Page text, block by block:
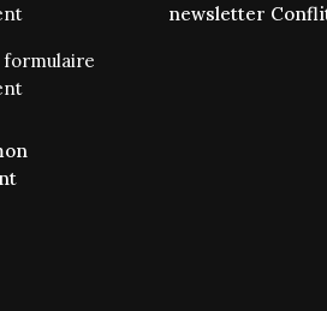
formulaire
newsletter